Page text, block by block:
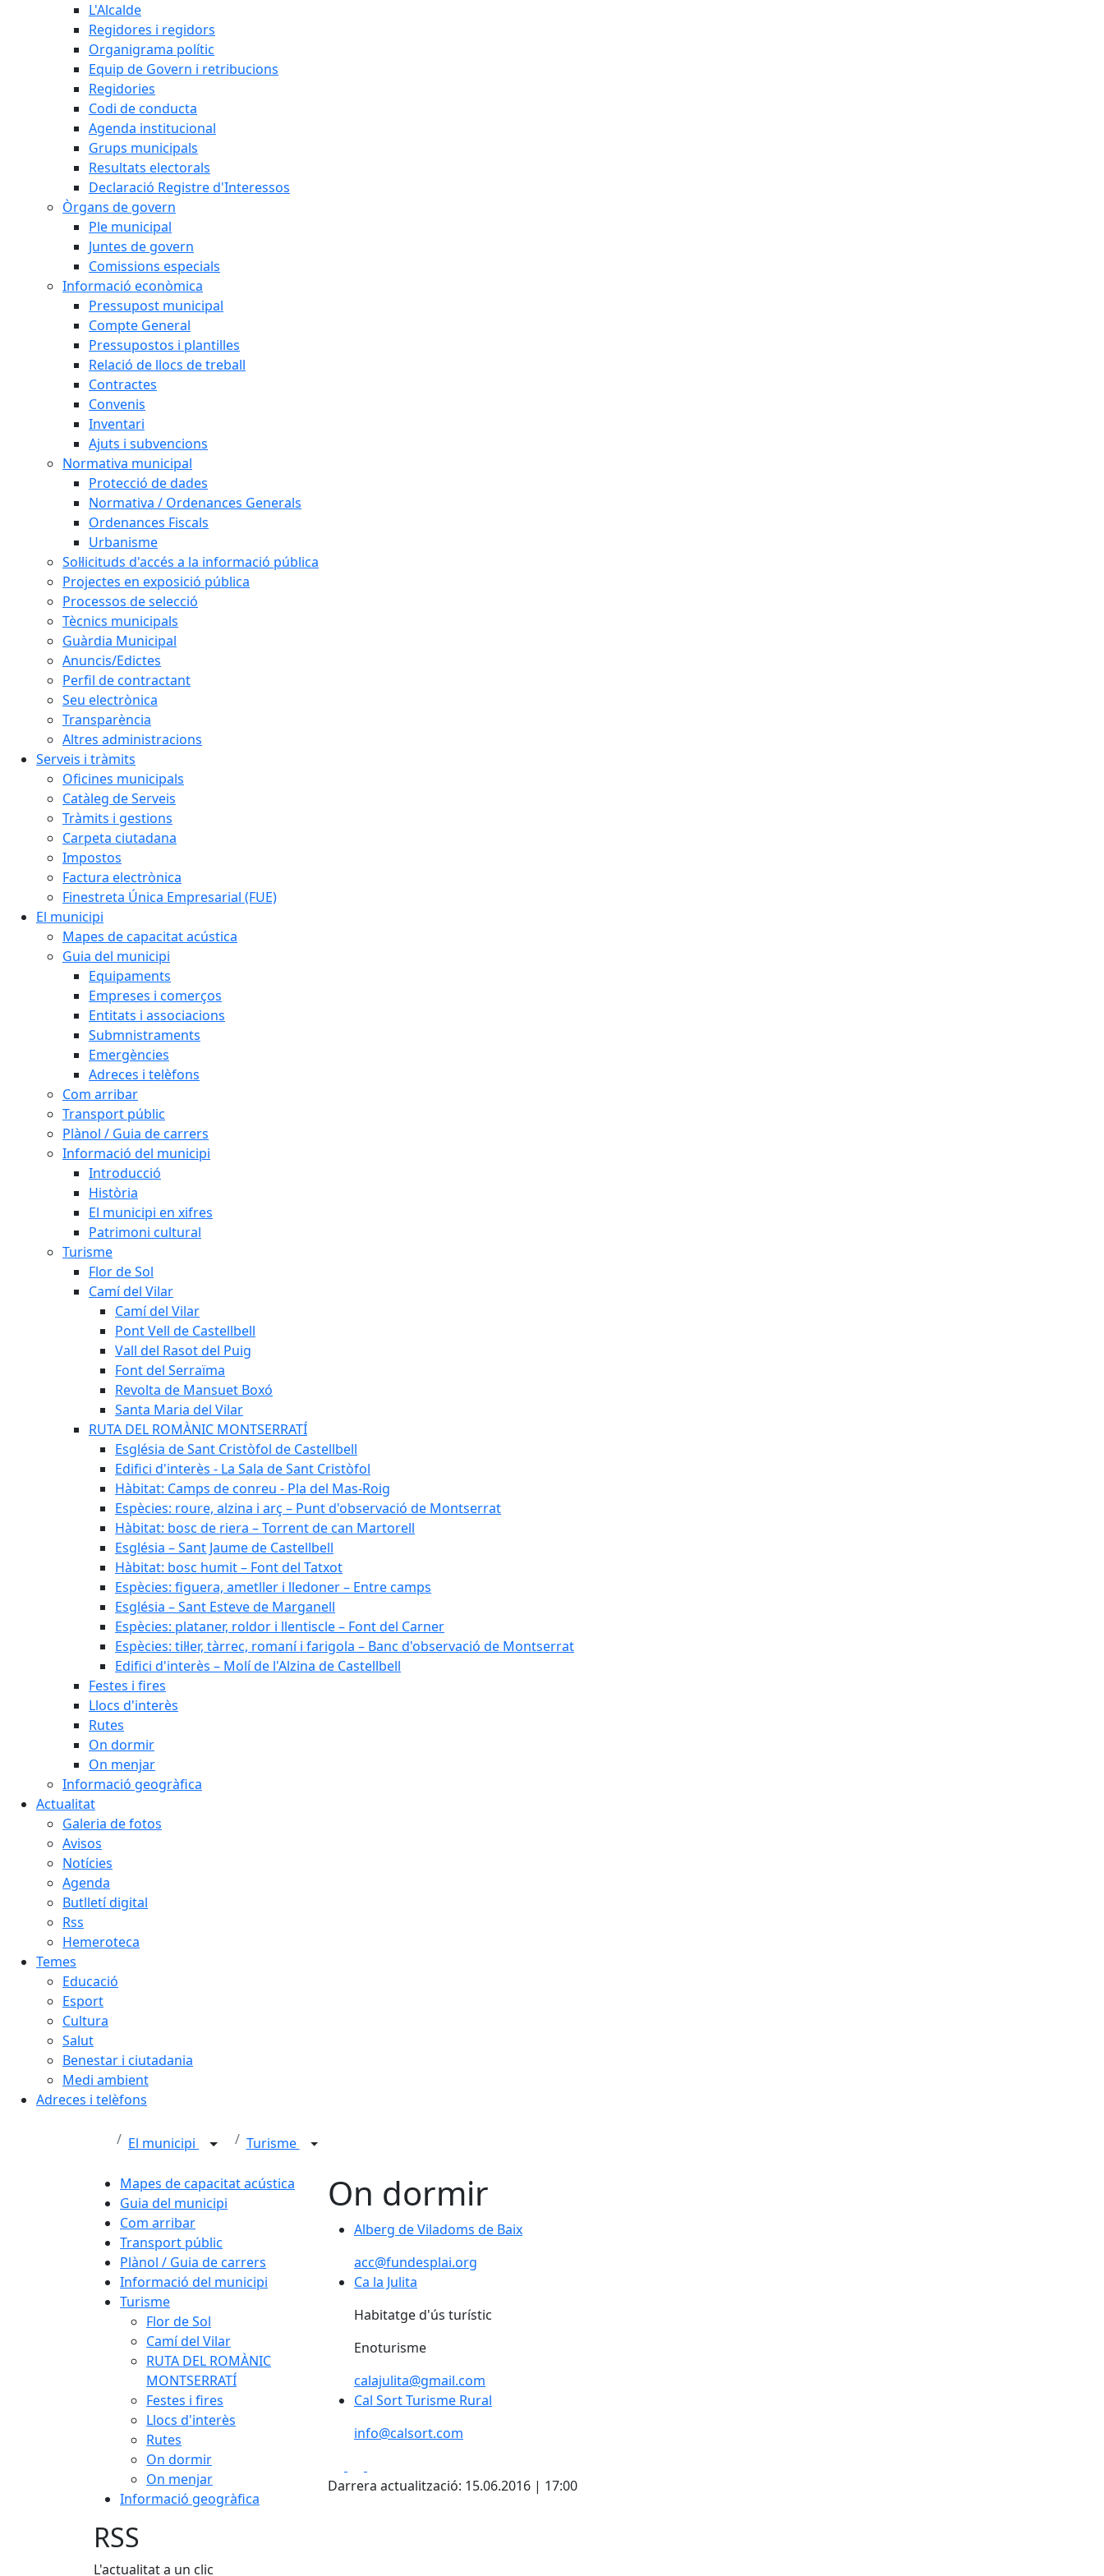
L'Alcalde
Regidores i regidors
Organigrama polític
Equip de Govern i retribucions
Regidories
Codi de conducta
Agenda institucional
Grups municipals
Resultats electorals
Declaració Registre d'Interessos
Òrgans de govern
Ple municipal
Juntes de govern
Comissions especials
Informació econòmica
Pressupost municipal
Compte General
Pressupostos i plantilles
Relació de llocs de treball
Contractes
Convenis
Inventari
Ajuts i subvencions
Normativa municipal
Protecció de dades
Normativa / Ordenances Generals
Ordenances Fiscals
Urbanisme
Sol·licituds d'accés a la informació pública
Projectes en exposició pública
Processos de selecció
Tècnics municipals
Guàrdia Municipal
Anuncis/Edictes
Perfil de contractant
Seu electrònica
Transparència
Altres administracions
Serveis i tràmits
Oficines municipals
Catàleg de Serveis
Tràmits i gestions
Carpeta ciutadana
Impostos
Factura electrònica
Finestreta Única Empresarial (FUE)
El municipi
Mapes de capacitat acústica
Guia del municipi
Equipaments
Empreses i comerços
Entitats i associacions
Submnistraments
Emergències
Adreces i telèfons
Com arribar
Transport públic
Plànol / Guia de carrers
Informació del municipi
Introducció
Història
El municipi en xifres
Patrimoni cultural
Turisme
Flor de Sol
Camí del Vilar
Camí del Vilar
Pont Vell de Castellbell
Vall del Rasot del Puig
Font del Serraïma
Revolta de Mansuet Boxó
Santa Maria del Vilar
RUTA DEL ROMÀNIC MONTSERRATÍ
Església de Sant Cristòfol de Castellbell
Edifici d'interès - La Sala de Sant Cristòfol
Hàbitat: Camps de conreu - Pla del Mas-Roig
Espècies: roure, alzina i arç – Punt d'observació de Montserrat
Hàbitat: bosc de riera – Torrent de can Martorell
Església – Sant Jaume de Castellbell
Hàbitat: bosc humit – Font del Tatxot
Espècies: figuera, ametller i lledoner – Entre camps
Església – Sant Esteve de Marganell
Espècies: plataner, roldor i llentiscle – Font del Carner
Espècies: til·ler, tàrrec, romaní i farigola – Banc d'observació de Montserrat
Edifici d'interès – Molí de l'Alzina de Castellbell
Festes i fires
Llocs d'interès
Rutes
On dormir
On menjar
Informació geogràfica
Actualitat
Galeria de fotos
Avisos
Notícies
Agenda
Butlletí digital
Rss
Hemeroteca
Temes
Educació
Esport
Cultura
Salut
Benestar i ciutadania
Medi ambient
Adreces i telèfons
El municipi Turisme
Mapes de capacitat acústica
Guia del municipi
Com arribar
Transport públic
Plànol / Guia de carrers
Informació del municipi
Turisme
Flor de Sol
Camí del Vilar
RUTA DEL ROMÀNIC
MONTSERRATÍ
Festes i fires
Llocs d'interès
Rutes
On dormir
On menjar
Informació geogràfica
On dormir
Alberg de Viladoms de Baix
acc@fundesplai.org
Ca la Julita
Habitatge d'ús turístic
Enoturisme
calajulita@gmail.com
Cal Sort Turisme Rural
info@calsort.com
Darrera actualització: 15.06.2016 | 17:00
RSS
L'actualitat a un clic